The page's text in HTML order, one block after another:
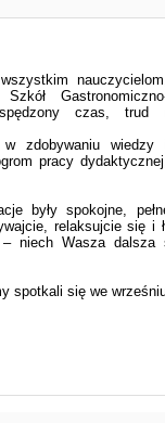
czas, trud
w zdobywaniu wiedzy
pracy
były spokojne,
relaksujcie się i
niech Wasza dalsza
się we wrześniu